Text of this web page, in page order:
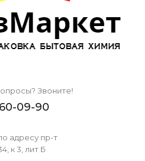
Звоните!
09-90
адресу пр-т
к 3, лит Б